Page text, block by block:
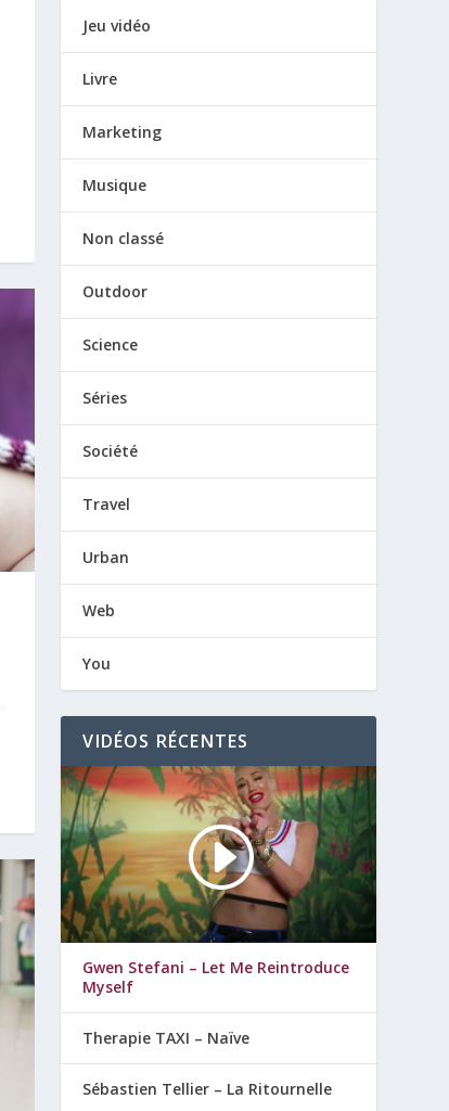
Jeu vidéo
Livre
Marketing
Musique
Non classé
Outdoor
Science
Séries
Société
Travel
Urban
Web
You
VIDÉOS RÉCENTES
Gwen Stefani – Let Me Reintroduce
Myself
Therapie TAXI – Naïve
Sébastien Tellier – La Ritournelle